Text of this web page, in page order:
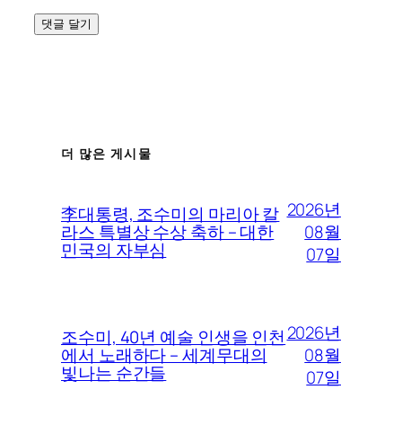
더 많은 게시물
李대통령, 조수미의 마리아 칼
라스 특별상 수상 축하 – 대한
민국의 자부심
2026년
08월
07일
조수미, 40년 예술 인생을 인천
에서 노래하다 – 세계무대의
빛나는 순간들
2026년
08월
07일